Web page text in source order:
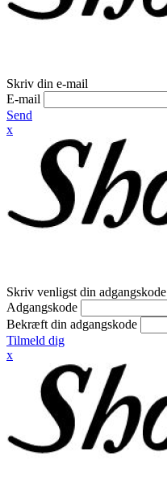
Skriv din e-mail
E-mail
Send
x
Skriv venligst din adgangskode
Adgangskode
Bekræft din adgangskode
Tilmeld dig
x